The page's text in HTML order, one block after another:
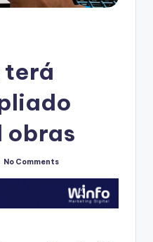
terá
obras
No Comments